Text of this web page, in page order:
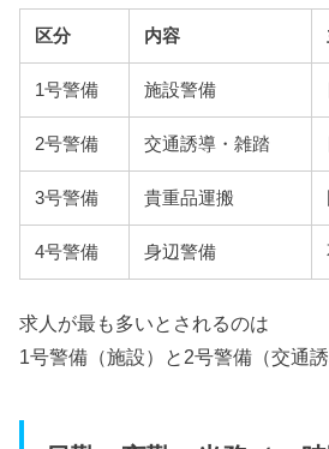
区分 内容
1号警備 施設警備
2号警備 交通誘導・雑踏
3号警備 貴重品運搬
4号警備 身辺警備
求人が最も多いとされるのは
1号警備（施設）と2号警備（交通誘